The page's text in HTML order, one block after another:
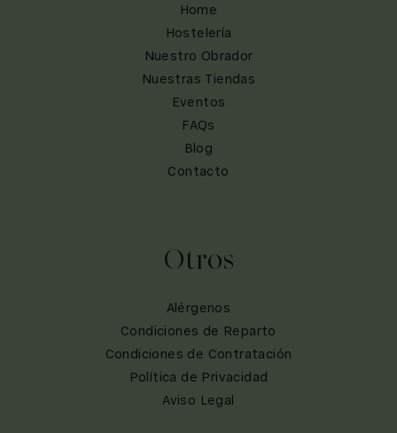
Home
Hostelería
Nuestro Obrador
Nuestras Tiendas
Eventos
FAQs
Blog
Contacto
Otros
Alérgenos
Condiciones de Reparto
Condiciones de Contratación
Política de Privacidad
Aviso Legal